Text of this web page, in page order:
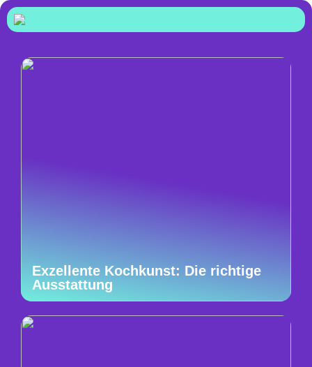
Exzellente Kochkunst: Die richtige
Ausstattung